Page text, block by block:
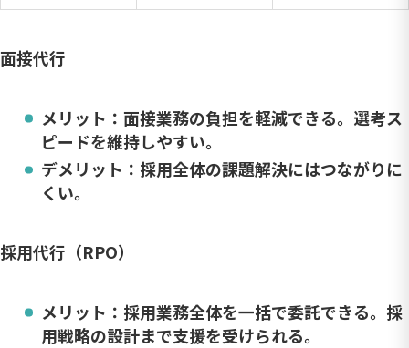
面接代行
メリット：面接業務の負担を軽減できる。選考ス
ピードを維持しやすい。
デメリット：採用全体の課題解決にはつながりに
くい。
採用代行（RPO）
メリット：採用業務全体を一括で委託できる。採
用戦略の設計まで支援を受けられる。